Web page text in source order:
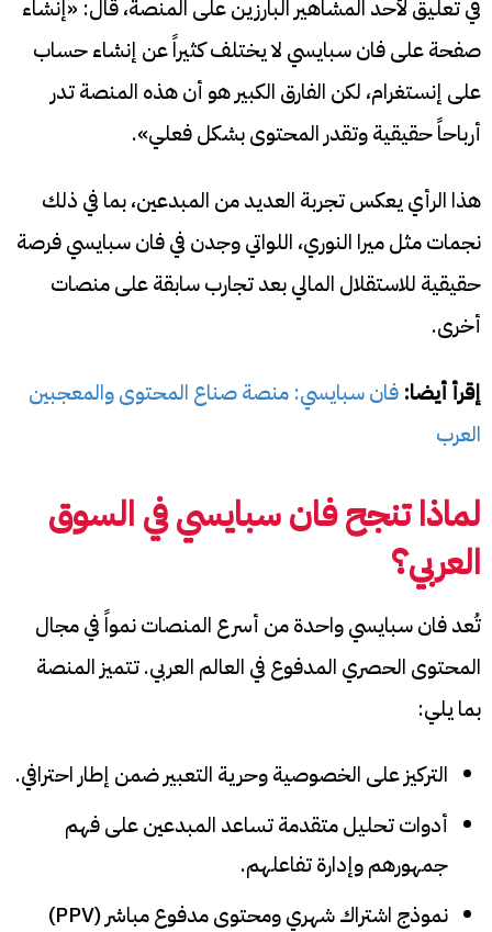
في تعليق لأحد المشاهير البارزين على المنصة، قال: «إنشاء
صفحة على فان سبايسي لا يختلف كثيراً عن إنشاء حساب
على إنستغرام، لكن الفارق الكبير هو أن هذه المنصة تدر
أرباحاً حقيقية وتقدر المحتوى بشكل فعلي».
هذا الرأي يعكس تجربة العديد من المبدعين، بما في ذلك
نجمات مثل ميرا النوري، اللواتي وجدن في فان سبايسي فرصة
حقيقية للاستقلال المالي بعد تجارب سابقة على منصات
أخرى.
إقرأ أيضا: فان سبايسي: منصة صناع المحتوى والمعجبين
العرب
لماذا تنجح فان سبايسي في السوق
العربي؟
تُعد فان سبايسي واحدة من أسرع المنصات نمواً في مجال
المحتوى الحصري المدفوع في العالم العربي. تتميز المنصة
بما يلي:
التركيز على الخصوصية وحرية التعبير ضمن إطار احترافي.
أدوات تحليل متقدمة تساعد المبدعين على فهم
جمهورهم وإدارة تفاعلهم.
نموذج اشتراك شهري ومحتوى مدفوع مباشر (PPV)